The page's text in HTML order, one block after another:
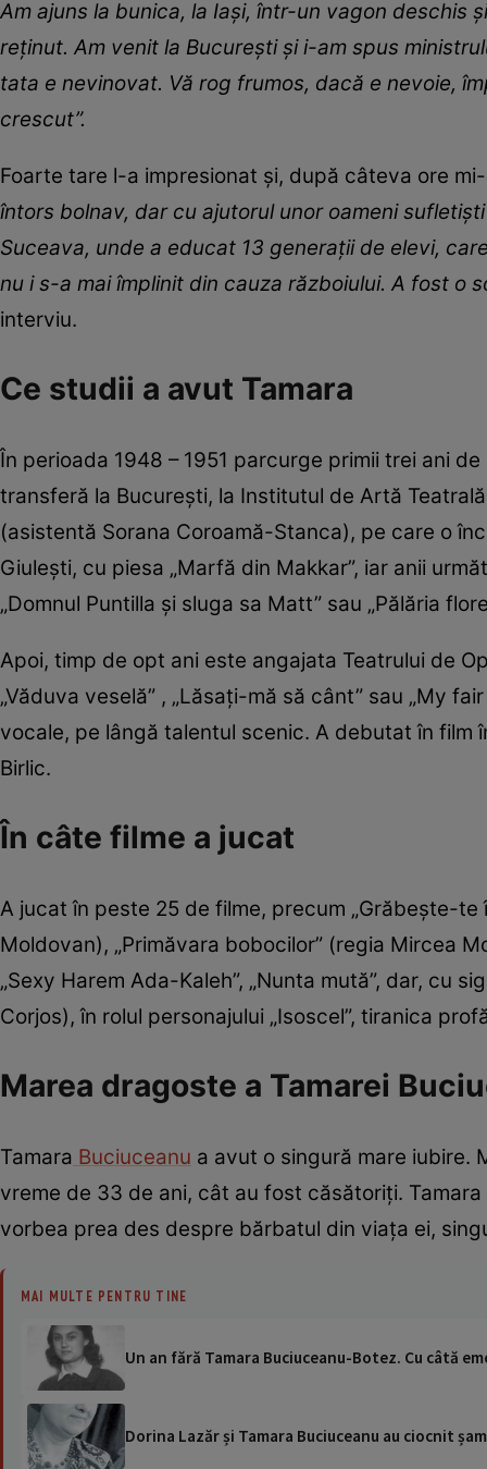
Am ajuns la bunica, la Iași, într-un vagon deschis
reținut. Am venit la București și i-am spus
tata e nevinovat. Vă rog frumos, dacă e nevoie,
crescut”.
Foarte tare l-a impresionat și, după câteva ore
întors bolnav, dar cu ajutorul unor oameni
Suceava, unde a educat 13 generații de elevi,
nu i s-a mai împlinit din cauza războiului. A fost o
interviu.
Ce studii a avut Tamara
În perioada 1948 – 1951 parcurge primii trei ani
transferă la București, la Institutul de Artă
(asistentă Sorana Coroamă-Stanca), pe care o
Giuleşti, cu piesa „Marfă din Makkar”, iar anii
„Domnul Puntilla şi sluga sa Matt” sau „Pălăria
Apoi, timp de opt ani este angajata Teatrului de
„Văduva veselă” , „Lăsaţi-mă să cânt” sau „My
vocale, pe lângă talentul scenic. A debutat în film
Birlic.
În câte filme a jucat
A jucat în peste 25 de filme, precum „Grăbeşte-
Moldovan), „Primăvara bobocilor” (regia Mircea
„Sexy Harem Ada-Kaleh”, „Nunta mută”, dar, cu
Corjos), în rolul personajului „Isoscel”, tiranica
Marea dragoste a Tamarei
Tamara Buciuceanu a avut o singură mare iubire.
vreme de 33 de ani, cât au fost căsătoriți.
vorbea prea des despre bărbatul din viața ei,
MAI MULTE PENTRU TINE
Un an fără Tamara Buciuceanu-Botez. Cu câtă
Dorina Lazăr și Tamara Buciuceanu au ciocnit